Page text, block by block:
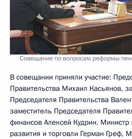
Совещание по вопросам реформы
В совещании приняли участие:
Правительства Михаил Касьянов,
Председателя Правительства
заместитель Председателя
финансов Алексей Кудрин, Министр
развития и торговли Герман Греф,